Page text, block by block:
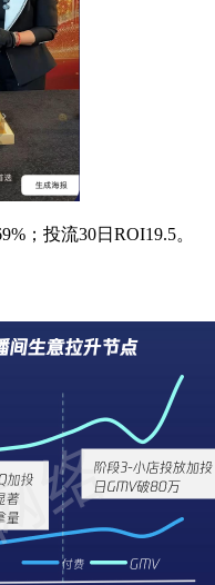
；投流30日ROI19.5。